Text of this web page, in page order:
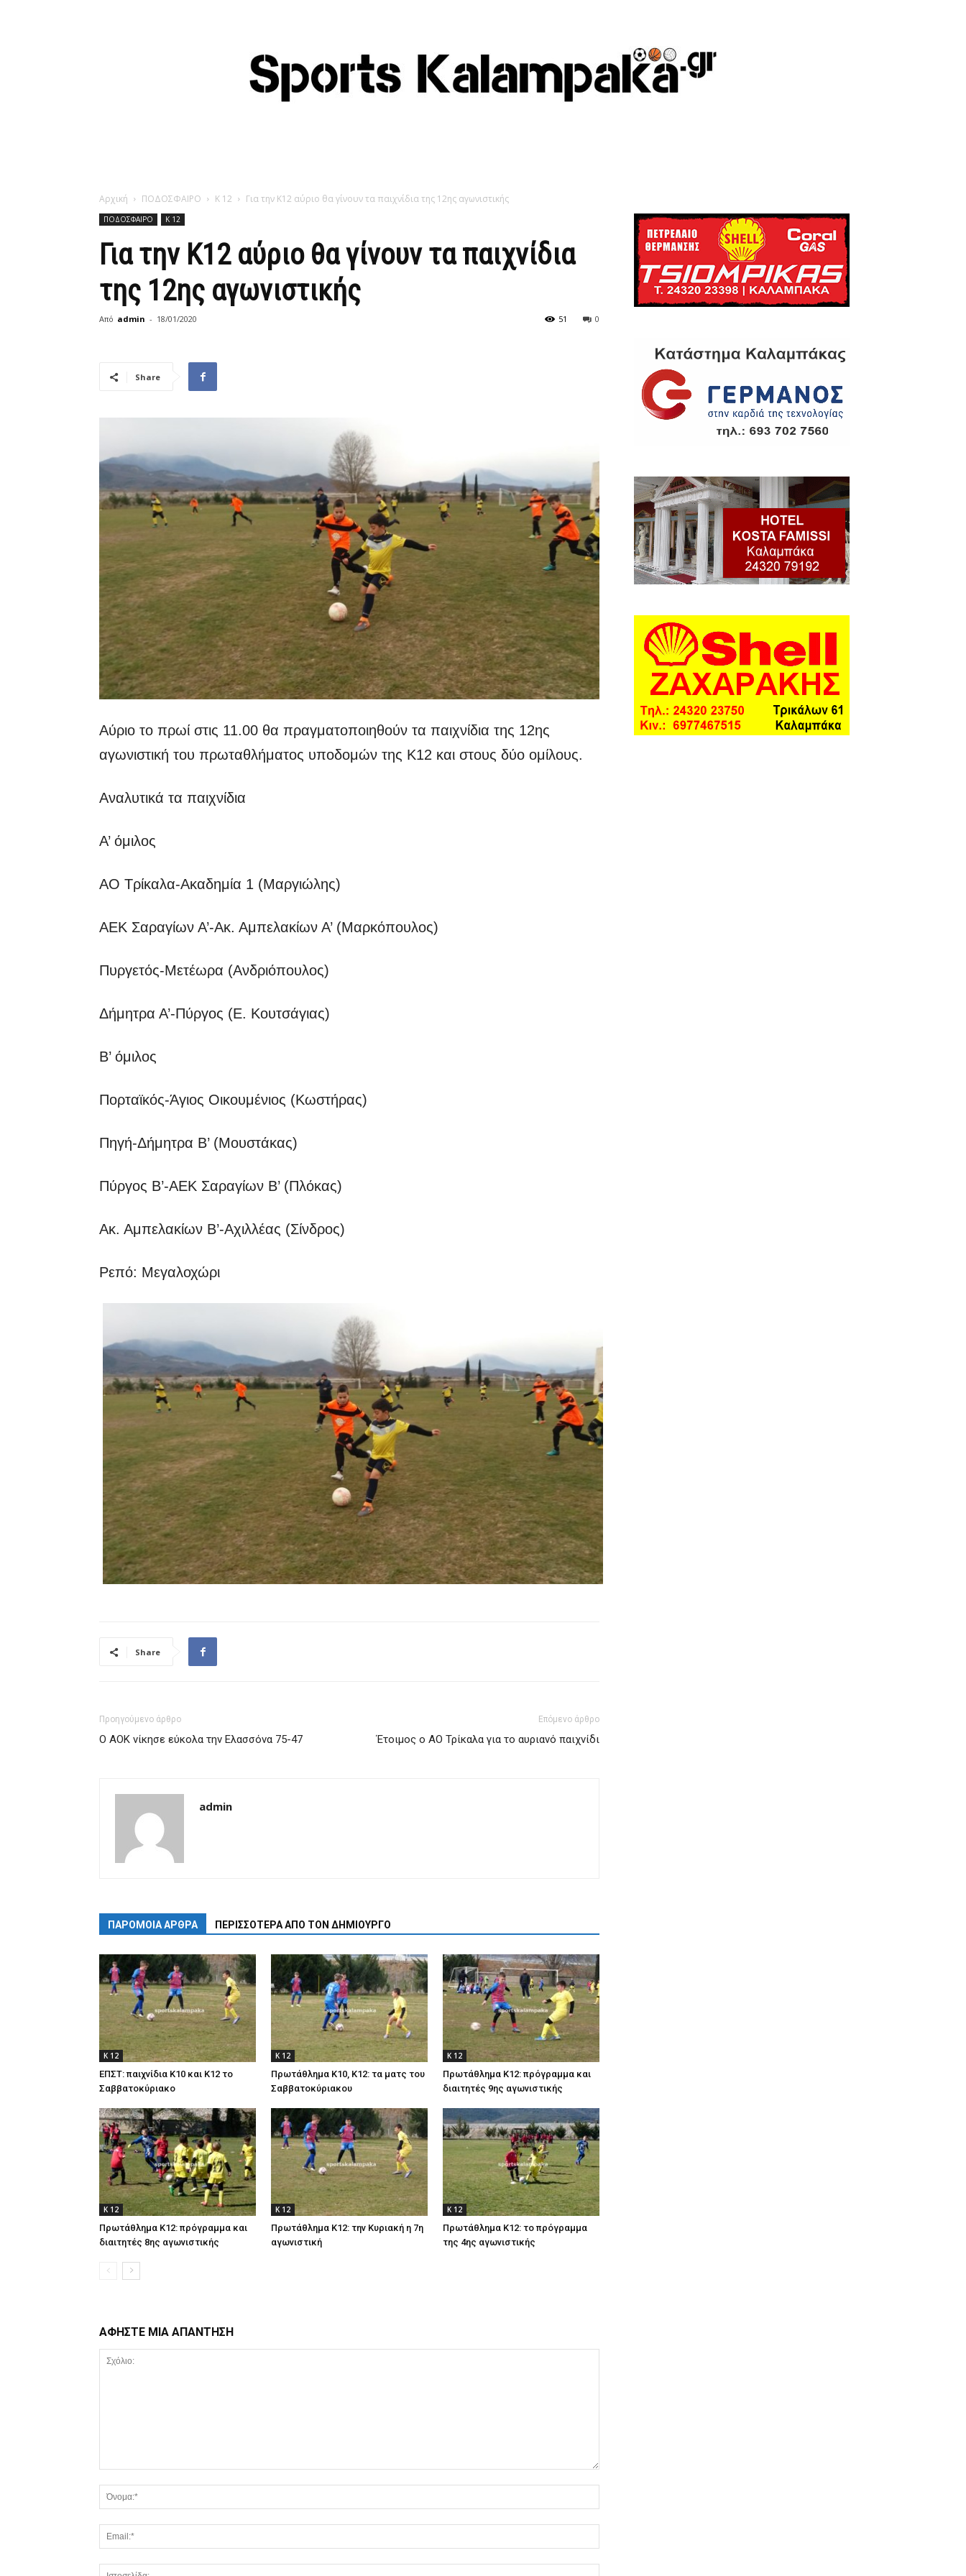
Αρχική ΠΟΔΟΣΦΑΙΡΟ Κ 12 Για την Κ12 αύριο θα γίνουν τα παιχνίδια της 12ης αγωνιστικής
ΠΟΔΟΣΦΑΙΡΟ Κ 12
Για την Κ12 αύριο θα γίνουν τα παιχνίδια
της 12ης αγωνιστικής
Από admin - 18/01/2020 0
51
Share
Αύριο το πρωί στις 11.00 θα πραγματοποιηθούν τα παιχνίδια της 12ης
αγωνιστική του πρωταθλήματος υποδομών της Κ12 και στους δύο ομίλους.
Αναλυτικά τα παιχνίδια
Α’ όμιλος
ΑΟ Τρίκαλα-Ακαδημία 1 (Μαργιώλης)
ΑΕΚ Σαραγίων Α’-Ακ. Αμπελακίων Α’ (Μαρκόπουλος)
Πυργετός-Μετέωρα (Ανδριόπουλος)
Δήμητρα Α’-Πύργος (Ε. Κουτσάγιας)
Β’ όμιλος
Πορταϊκός-Άγιος Οικουμένιος (Κωστήρας)
Πηγή-Δήμητρα Β’ (Μουστάκας)
Πύργος Β’-ΑΕΚ Σαραγίων Β’ (Πλόκας)
Ακ. Αμπελακίων Β’-Αχιλλέας (Σίνδρος)
Ρεπό: Μεγαλοχώρι
Share
Προηγούμενο άρθρο
Ο ΑΟΚ νίκησε εύκολα την Ελασσόνα 75-47
Επόμενο άρθρο
Έτοιμος ο ΑΟ Τρίκαλα για το αυριανό παιχνίδι
admin
ΠΑΡΟΜΟΙΑ ΑΡΘΡΑ ΠΕΡΙΣΣΟΤΕΡΑ ΑΠΟ ΤΟΝ ΔΗΜΙΟΥΡΓΟ
Κ 12
ΕΠΣΤ: παιχνίδια Κ10 και Κ12 το
Σαββατοκύριακο
Κ 12
Πρωτάθλημα Κ10, Κ12: τα ματς του
Σαββατοκύριακου
Κ 12
Πρωτάθλημα Κ12: πρόγραμμα και
διαιτητές 9ης αγωνιστικής
Κ 12
Πρωτάθλημα Κ12: πρόγραμμα και
διαιτητές 8ης αγωνιστικής
Κ 12
Πρωτάθλημα Κ12: την Κυριακή η 7η
αγωνιστική
Κ 12
Πρωτάθλημα Κ12: το πρόγραμμα
της 4ης αγωνιστικής
ΑΦΗΣΤΕ ΜΙΑ ΑΠΑΝΤΗΣΗ